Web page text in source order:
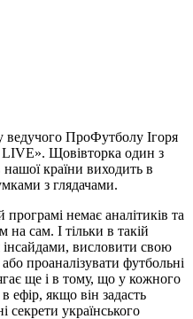
ведучого ПроФутболу Ігоря
Щовівторка один з
країни виходить в
з глядачами.
немає аналітиків та
на сам. І тільки в такій
інсайдами, висловити свою
проаналізувати футбольні
ще і в тому, що у кожного
ефір, якщо він задасть
секрети українського